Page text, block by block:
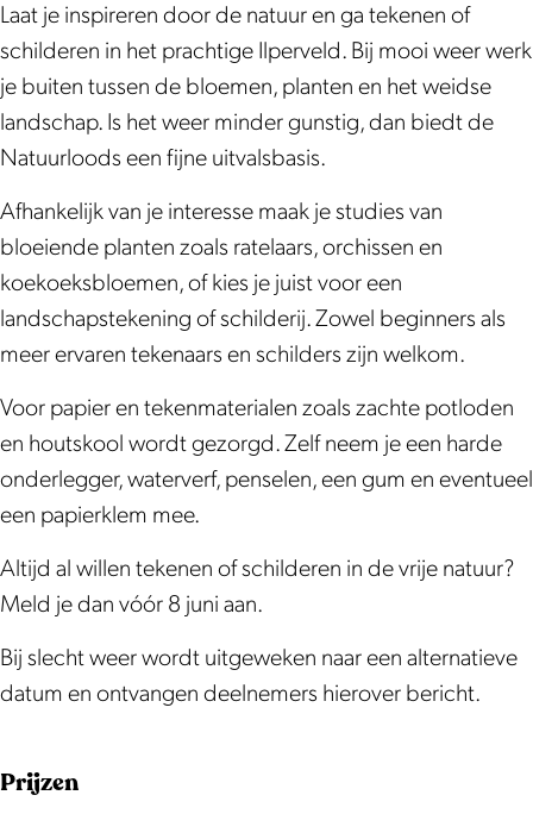
k
e
n
e
n
n
H
e
e
t
u
i
n
d
e
w
a
t
e
k
e
n
e
n
i
n
H
e
m
t
u
i
n
e
D
h
t
e
k
e
n
e
n
i
n
e
e
m
t
u
i
d
e
h
t
e
k
e
n
e
n
i
n
e
e
m
t
u
i
d
e
Laat je inspireren door de natuur en ga tekenen of
schilderen in het prachtige Ilperveld. Bij mooi weer werk
je buiten tussen de bloemen, planten en het weidse
landschap. Is het weer minder gunstig, dan biedt de
Natuurloods een fijne uitvalsbasis.
Afhankelijk van je interesse maak je studies van
bloeiende planten zoals ratelaars, orchissen en
koekoeksbloemen, of kies je juist voor een
landschapstekening of schilderij. Zowel beginners als
meer ervaren tekenaars en schilders zijn welkom.
Voor papier en tekenmaterialen zoals zachte potloden
en houtskool wordt gezorgd. Zelf neem je een harde
onderlegger, waterverf, penselen, een gum en eventueel
een papierklem mee.
Altijd al willen tekenen of schilderen in de vrije natuur?
Meld je dan vóór 8 juni aan.
Bij slecht weer wordt uitgeweken naar een alternatieve
datum en ontvangen deelnemers hierover bericht.
Prijzen